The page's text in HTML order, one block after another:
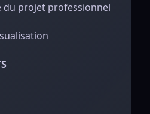
du projet professionnel